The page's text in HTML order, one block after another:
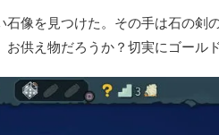
石像を見つけた。その手は石の
お供え物だろうか？切実にゴール